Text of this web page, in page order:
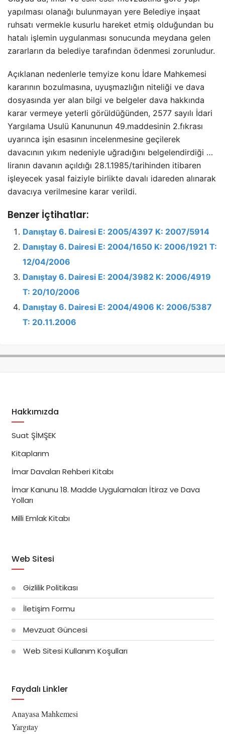
yapılması olanağı bulunmayan yere Belediye inşaat
ruhsatı vermekle kusurlu hareket etmiş olduğundan bu
hatalı işlemin uygulanması sonucunda meydana gelen
zararların da belediye tarafından ödenmesi zorunludur.
Açıklanan nedenlerle temyize konu İdare Mahkemesi
kararının bozulmasına, uyuşmazlığın niteliği ve dava
dosyasında yer alan bilgi ve belgeler dava hakkında
karar vermeye yeterli görüldüğünden, 2577 sayılı İdari
Yargılama Usulü Kanununun 49.maddesinin 2.fıkrası
uyarınca işin esasının incelenmesine geçilerek
davacının yıkım nedeniyle uğradığını belgelendirdiği …
liranın davanın açıldığı 28.1.1985/tarihinden itibaren
işleyecek yasal faiziyle birlikte davalı idareden alınarak
davacıya verilmesine karar verildi.
Benzer İçtihatlar:
Danıştay 6. Dairesi E: 2005/4397 K: 2007/5914
Danıştay 6. Dairesi E: 2004/1650 K: 2006/1921 T:
12/04/2006
Danıştay 6. Dairesi E: 2004/3982 K: 2006/4919
T: 20/10/2006
Danıştay 6. Dairesi E: 2004/4906 K: 2006/5387
T: 20.11.2006
Hakkımızda
Suat ŞİMŞEK
Kitaplarım
İmar Davaları Rehberi Kitabı
İmar Kanunu 18. Madde Uygulamaları İtiraz ve Dava
Yolları
Milli Emlak Kitabı
Web Sitesi
Gizlilik Politikası
İletişim Formu
Mevzuat Güncesi
Web Sitesi Kullanım Koşulları
Faydalı Linkler
Anayasa Mahkemesi
Yargıtay